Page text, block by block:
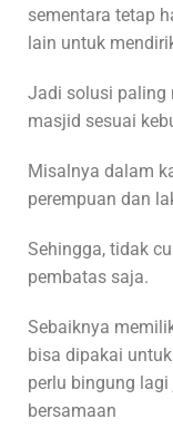
sementara tetap
lain untuk
Jadi solusi paling
masjid sesuai
Misalnya dalam
perempuan dan
Sehingga, tidak
pembatas saja.
Sebaiknya
bisa dipakai
perlu bingung
bersamaan